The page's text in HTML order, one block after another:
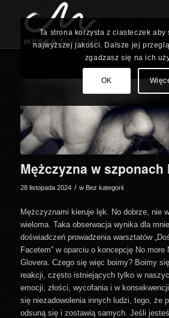
Mężczyzna w szponach
28 listopada 2024 / w Bez kategorii
Mężczyznami kieruje lęk. No dobrze, nie
wieloma. Taka obserwacja wynika dla
doświadczeń prowadzenia warsztatów
Facetem” w oparciu o koncepcję No more
Glovera. Czego się więc boimy? Boimy
reakcji, często istniejących tylko w
emocji, złości, wycofania i w
się niezadowolenia innych ludzi, tego, że
odsuną się i zostawią samych. Jeśli
Ta strona korzysta z ciasteczek aby
najwyższej jakości. Dalsze jej
zgadzasz się na ich
OK